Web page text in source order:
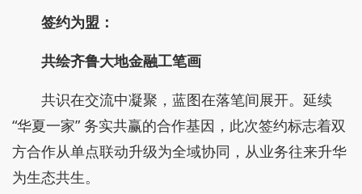
签约为盟：
共绘齐鲁大地金融工笔画
共识在交流中凝聚，蓝图在落笔间展开。延续
“华夏一家” 务实共赢的合作基因，此次签约标志着双
方合作从单点联动升级为全域协同，从业务往来升华
为生态共生。